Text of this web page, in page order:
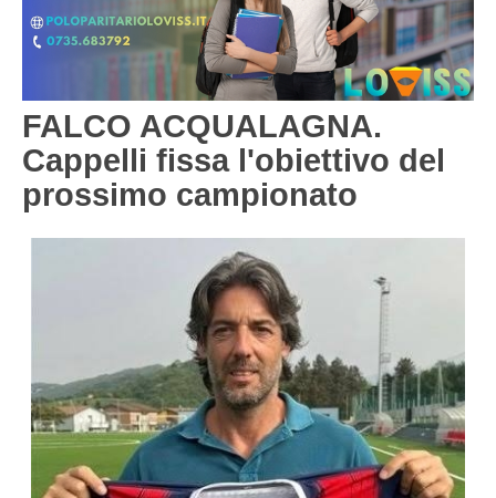
FALCO ACQUALAGNA.
Cappelli fissa l'obiettivo del
prossimo campionato